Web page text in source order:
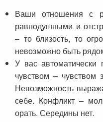
Ваши отношения с
равнодушными и
– то близость, то
невозможно быть
У вас
чувством –
Невозможность
себе. Конфликт –
орать. Середины нет.